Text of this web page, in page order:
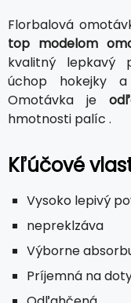
Florbalová
top modelom
kvalitný lepkavý
úchop hokejky
Omotávka je
hmotnosti palíc .
Kľúčové
Vysoko lepivý
nepreklzáva
Výborne
Príjemná na